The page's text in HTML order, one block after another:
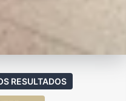
RESULTADOS